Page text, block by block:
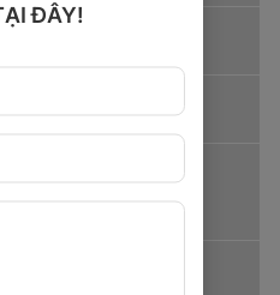
ĐÂY!